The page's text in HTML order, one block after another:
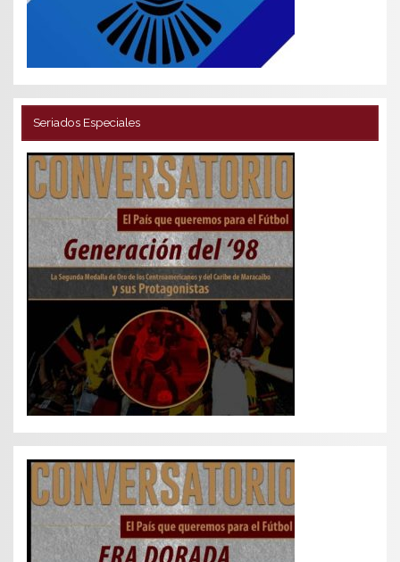
Seriados Especiales